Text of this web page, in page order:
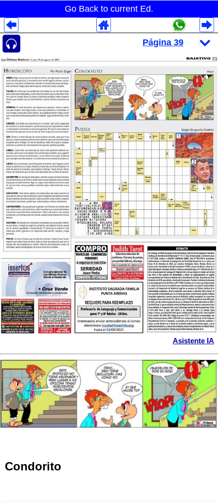
Go Back to current Ed.
Asistente IA
Condorito
Despliegues Analytics
Despliegues Totales
Despliegues por Rubros